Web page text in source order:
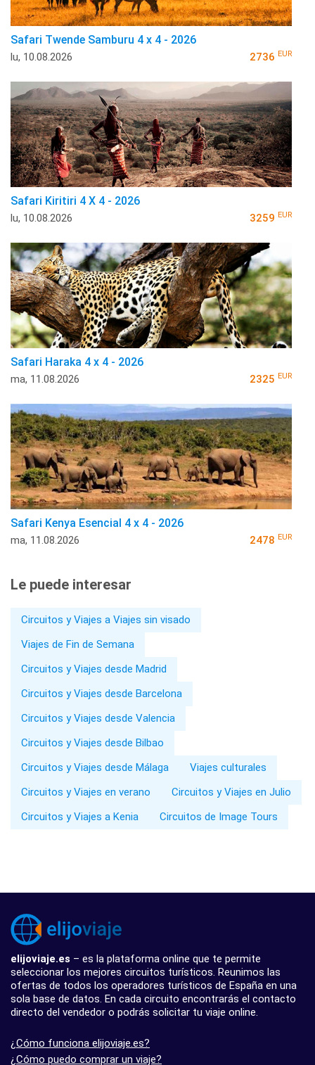
Safari Twende Samburu 4 x 4 - 2026
lu, 10.08.2026 2736 EUR
Safari Kiritiri 4 X 4 - 2026
lu, 10.08.2026 3259 EUR
Safari Haraka 4 x 4 - 2026
ma, 11.08.2026 2325 EUR
Safari Kenya Esencial 4 x 4 - 2026
ma, 11.08.2026 2478 EUR
Le puede interesar
Circuitos y Viajes a Viajes sin visado
Viajes de Fin de Semana
Circuitos y Viajes desde Madrid
Circuitos y Viajes desde Barcelona
Circuitos y Viajes desde Valencia
Circuitos y Viajes desde Bilbao
Circuitos y Viajes desde Málaga
Viajes culturales
Circuitos y Viajes en verano
Circuitos y Viajes en Julio
Circuitos y Viajes a Kenia
Circuitos de Image Tours
elijoviaje.es – es la plataforma online que te permite
seleccionar los mejores circuitos turísticos. Reunimos las
ofertas de todos los operadores turísticos de España en una
sola base de datos. En cada circuito encontrarás el contacto
directo del vendedor o podrás solicitar tu viaje online.
¿Cómo funciona elijoviaje.es?
¿Cómo puedo comprar un viaje?